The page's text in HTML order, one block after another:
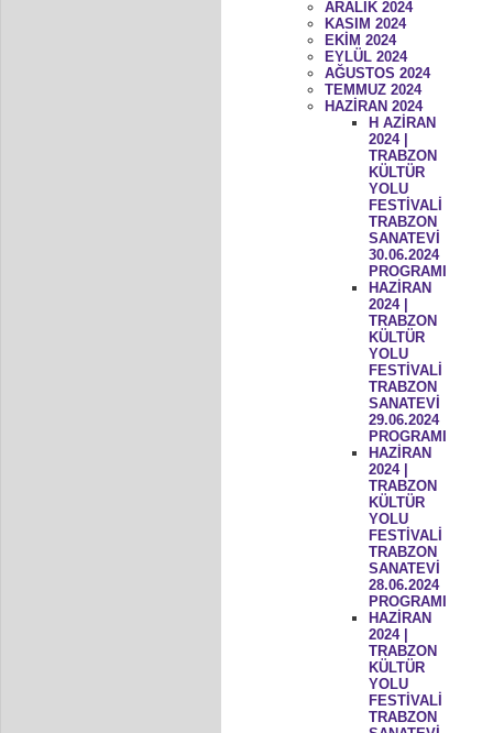
ARALIK 2024
KASIM 2024
EKİM 2024
EYLÜL 2024
AĞUSTOS 2024
TEMMUZ 2024
HAZİRAN 2024
H AZİRAN
2024 |
TRABZON
KÜLTÜR
YOLU
FESTİVALİ
TRABZON
SANATEVİ
30.06.2024
PROGRAMI
HAZİRAN
2024 |
TRABZON
KÜLTÜR
YOLU
FESTİVALİ
TRABZON
SANATEVİ
29.06.2024
PROGRAMI
HAZİRAN
2024 |
TRABZON
KÜLTÜR
YOLU
FESTİVALİ
TRABZON
SANATEVİ
28.06.2024
PROGRAMI
HAZİRAN
2024 |
TRABZON
KÜLTÜR
YOLU
FESTİVALİ
TRABZON